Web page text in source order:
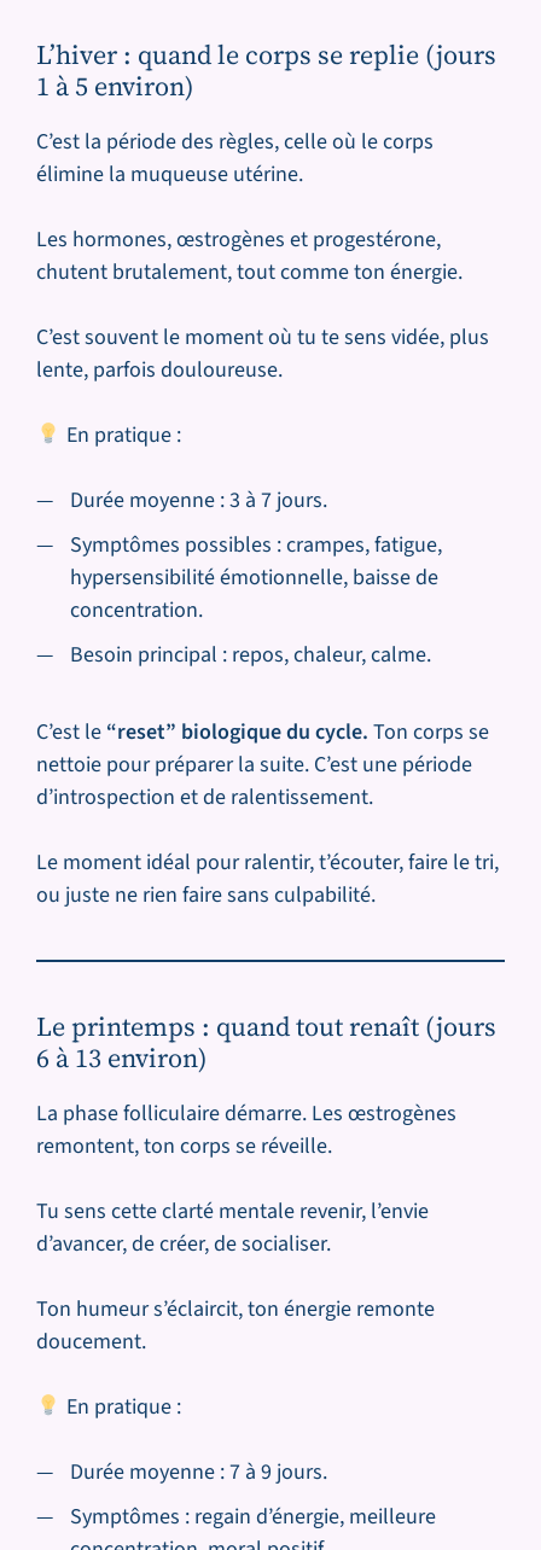
L’hiver : quand le corps se replie (jours
1 à 5 environ)
C’est la période des règles, celle où le corps
élimine la muqueuse utérine.
Les hormones, œstrogènes et progestérone,
chutent brutalement, tout comme ton énergie.
C’est souvent le moment où tu te sens vidée, plus
lente, parfois douloureuse.
En pratique :
Durée moyenne : 3 à 7 jours.
Symptômes possibles : crampes, fatigue,
hypersensibilité émotionnelle, baisse de
concentration.
Besoin principal : repos, chaleur, calme.
C’est le “reset” biologique du cycle. Ton corps se
nettoie pour préparer la suite. C’est une période
d’introspection et de ralentissement.
Le moment idéal pour ralentir, t’écouter, faire le tri,
ou juste ne rien faire sans culpabilité.
Le printemps : quand tout renaît (jours
6 à 13 environ)
La phase folliculaire démarre. Les œstrogènes
remontent, ton corps se réveille.
Tu sens cette clarté mentale revenir, l’envie
d’avancer, de créer, de socialiser.
Ton humeur s’éclaircit, ton énergie remonte
doucement.
En pratique :
Durée moyenne : 7 à 9 jours.
Symptômes : regain d’énergie, meilleure